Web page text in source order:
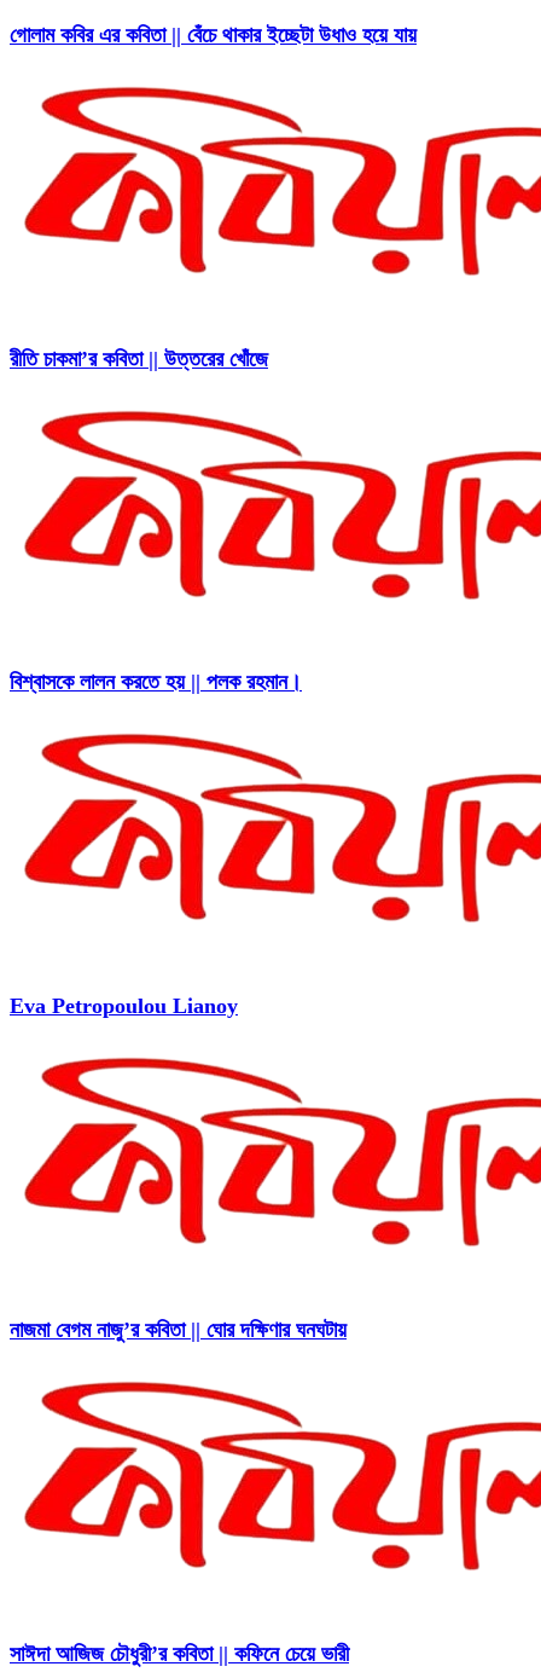
গোলাম কবির এর কবিতা || বেঁচে থাকার ইচ্ছেটা উধাও হয়ে যায়
রীতি চাকমা’র কবিতা || উত্তরের খোঁজে
বিশ্বাসকে লালন করতে হয় || পলক রহমান।
Eva Petropoulou Lianoy
নাজমা বেগম নাজু’র কবিতা || ঘোর দক্ষিণার ঘনঘটায়
সাঈদা আজিজ চৌধুরী’র কবিতা || কফিনে চেয়ে ভারী